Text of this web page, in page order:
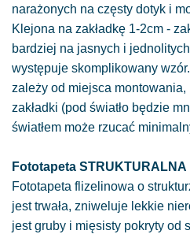
narażonych na częsty dotyk i
Klejona na zakładkę 1-2cm -
bardziej na jasnych i
występuje skomplikowany
zależy od miejsca montowania,
zakładki (pod światło będzie
światłem może rzucać
Fototapeta STRUKTURALNA
Fototapeta flizelinowa o
jest trwała, zniweluje lekkie
jest gruby i mięsisty pokryty od